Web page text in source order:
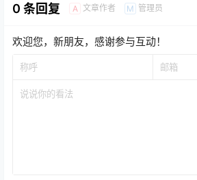
0 条回复 A 文章作者 M 管理员
欢迎您，新朋友，感谢参与互动！